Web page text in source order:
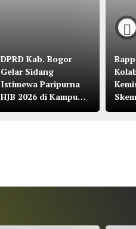
DPRD Kab. Bogor
Gelar Sidang
Istimewa Paripurna
HJB 2026 di Kampung
Citalahab Desa